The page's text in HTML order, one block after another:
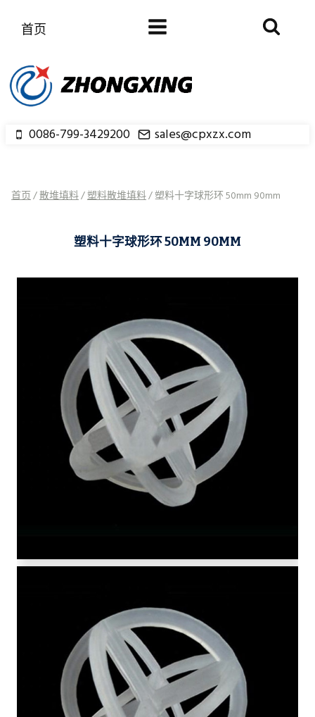
首页
0086-799-3429200 sales@cpxzx.com
首页/散堆填料/塑料散堆填料/塑料十字球形环 50mm 90mm
塑料十字球形环 50MM 90MM